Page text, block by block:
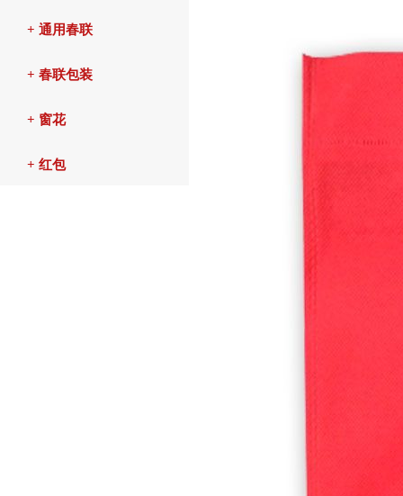
+ 通用春联
+ 春联包装
+ 窗花
+ 红包